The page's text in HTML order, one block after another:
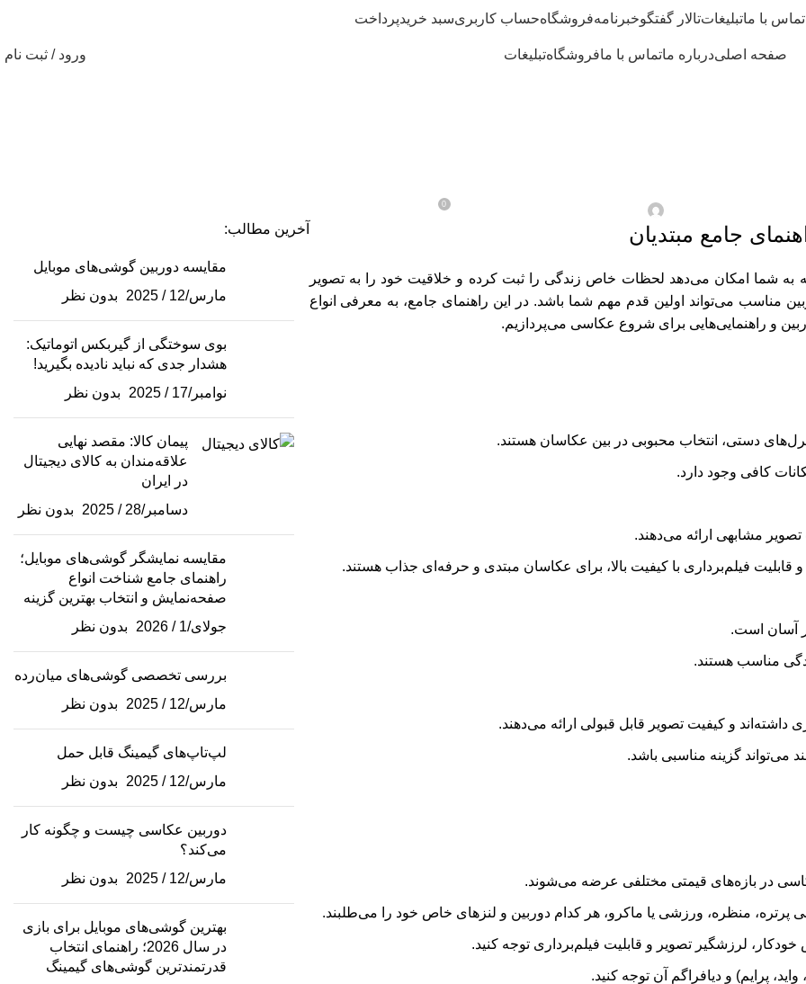
تماس با ماتبلیغاتتالار گفتگوخبرنامهفروشگاهحساب کاربریسبد خریدپرداخت
صفحه اصلیدرباره ماتماس با مافروشگاهتبلیغات ورود / ثبت نام
0
جامع مبتدیان
به شما امکان می‌دهد لحظات خاص زندگی را ثبت کرده و خلاقیت خود را به تصویر
مناسب می‌تواند اولین قدم مهم شما باشد. در این راهنمای جامع، به معرفی انواع
و راهنمایی‌هایی برای شروع عکاسی می‌پردازیم.
دستی، انتخاب محبوبی در بین عکاسان هستند.
فیلم‌برداری با کیفیت بالا، برای عکاسان مبتدی و حرفه‌ای جذاب هستند.
آسان است.
مناسب هستند.
و کیفیت تصویر قابل قبولی ارائه می‌دهند.
گزینه مناسبی باشد.
در بازه‌های قیمتی مختلفی عرضه می‌شوند.
پرتره، منظره، ورزشی یا ماکرو، هر کدام دوربین و لنزهای خاص خود را می‌طلبند.
لرزشگیر تصویر و قابلیت فیلم‌برداری توجه کنید.
پرایم) و دیافراگم آن توجه کنید.
آخرین مطالب:
مقایسه دوربین گوشی‌های موبایل
مارس/12 / 2025
بدون نظر
بوی سوختگی از گیربکس اتوماتیک:
هشدار جدی که نباید نادیده بگیرید!
نوامبر/17 / 2025
بدون نظر
پیمان کالا: مقصد نهایی
علاقه‌مندان به کالای دیجیتال
در ایران
دسامبر/28 / 2025
بدون نظر
مقایسه نمایشگر گوشی‌های موبایل؛
راهنمای جامع شناخت انواع
صفحه‌نمایش و انتخاب بهترین گزینه
جولای/1 / 2026
بدون نظر
بررسی تخصصی گوشی‌های میان‌رده
مارس/12 / 2025
بدون نظر
لپ‌تاپ‌های گیمینگ قابل حمل
مارس/12 / 2025
بدون نظر
دوربین عکاسی چیست و چگونه کار
می‌کند؟
مارس/12 / 2025
بدون نظر
بهترین گوشی‌های موبایل برای بازی
در سال 2026؛ راهنمای انتخاب
قدرتمندترین گوشی‌های گیمینگ